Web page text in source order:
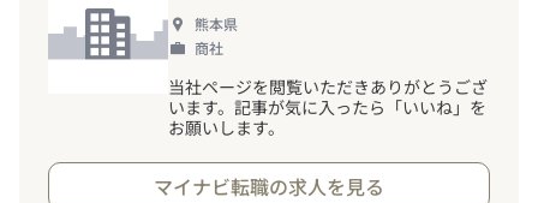
熊本県
商社
当社ページを閲覧いただきありがとうござ
います。記事が気に入ったら「いいね」を
お願いします。
マイナビ転職の求人を見る